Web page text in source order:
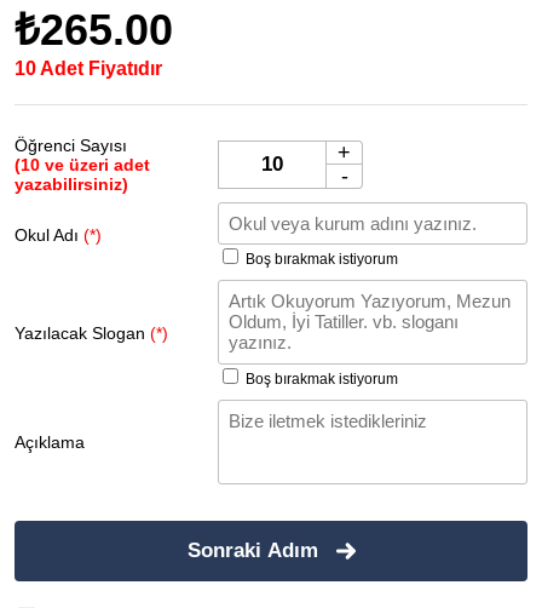
₺265.00
10 Adet Fiyatıdır
Öğrenci Sayısı
(10 ve üzeri adet
yazabilirsiniz)
+
-
Okul Adı (*)
Boş bırakmak istiyorum
Yazılacak Slogan (*)
Boş bırakmak istiyorum
Açıklama
Sonraki Adım